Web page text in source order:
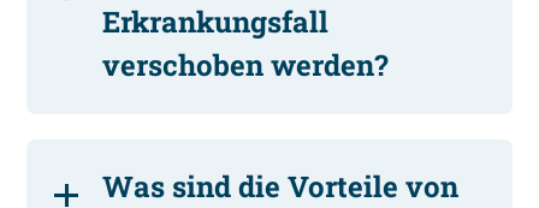
Erkrankungsfall
verschoben werden?
Was sind die Vorteile von